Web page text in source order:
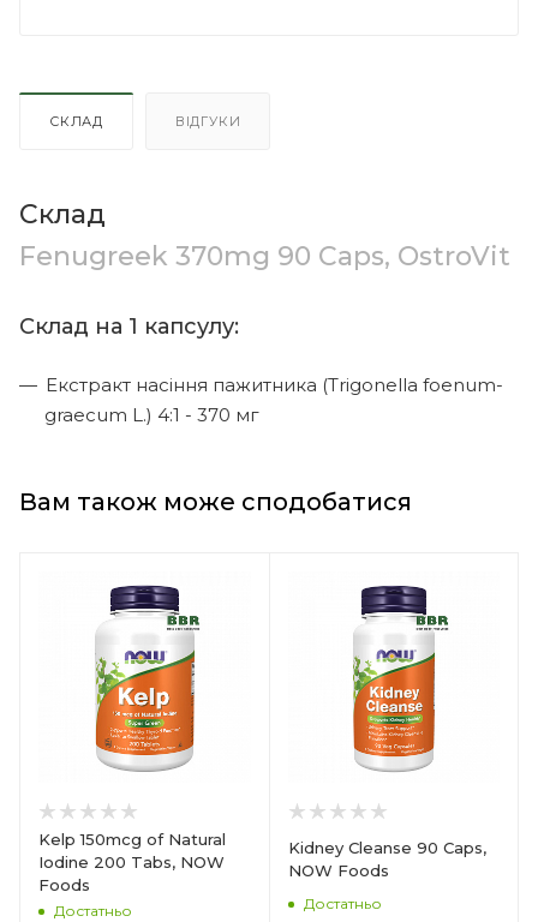
СКЛАД ВІДГУКИ
Склад
Fenugreek 370mg 90 Caps, OstroVit
Склад на 1 капсулу:
Екстракт насіння пажитника (Trigonella foenum-
graecum L.) 4:1 - 370 мг
Вам також може сподобатися
Kelp 150mcg of Natural
Iodine 200 Tabs, NOW
Foods
Достатньо
Kidney Cleanse 90 Caps,
NOW Foods
Достатньо